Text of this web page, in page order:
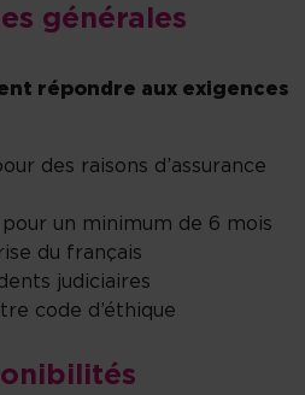
générales
répondre aux exigences
des raisons d’assurance
pour un minimum de 6 mois
du français
judiciaires
code d’éthique